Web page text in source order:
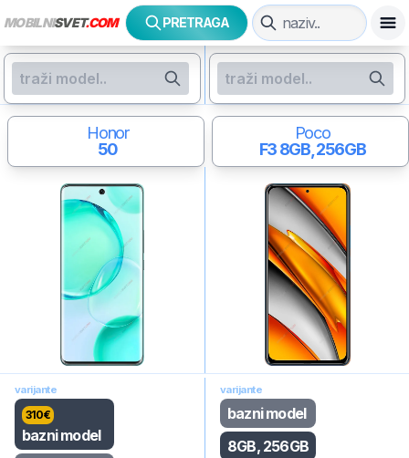
MOBILNISVET.COM PRETRAGA
Honor
50
Poco
F38GB, 256GB
varijante
310€
bazni model
varijante
bazni model
8GB, 256GB